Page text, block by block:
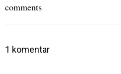
comments
1 komentar